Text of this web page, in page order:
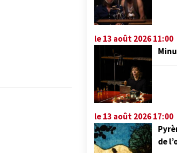
le 13 août 2026 11:00
le 13 août 2026 17:00
de